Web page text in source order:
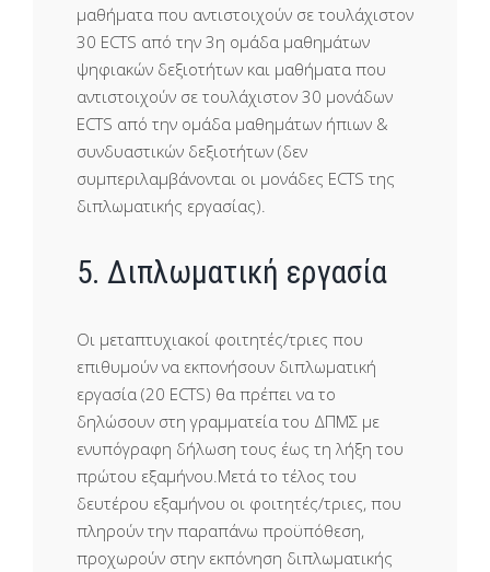
μαθήματα που αντιστοιχούν σε τουλάχιστον
30 ECTS από την 3η ομάδα μαθημάτων
ψηφιακών δεξιοτήτων και μαθήματα που
αντιστοιχούν σε τουλάχιστον 30 μονάδων
ECTS από την ομάδα μαθημάτων ήπιων &
συνδυαστικών δεξιοτήτων (δεν
συμπεριλαμβάνονται οι μονάδες ECTS της
διπλωματικής εργασίας).
5. Διπλωματική εργασία
Οι μεταπτυχιακοί φοιτητές/τριες που
επιθυμούν να εκπονήσουν διπλωματική
εργασία (20 ECTS) θα πρέπει να το
δηλώσουν στη γραμματεία του ΔΠΜΣ με
ενυπόγραφη δήλωση τους έως τη λήξη του
πρώτου εξαμήνου.Μετά το τέλος του
δευτέρου εξαμήνου οι φοιτητές/τριες, που
πληρούν την παραπάνω προϋπόθεση,
προχωρούν στην εκπόνηση διπλωματικής